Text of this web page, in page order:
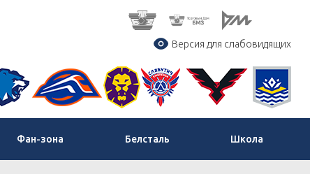
Версия для слабовидящих
Фан-зона Белсталь Школа